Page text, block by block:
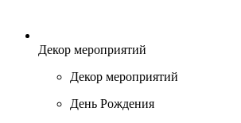
Декор мероприятий
Декор мероприятий
День Рождения